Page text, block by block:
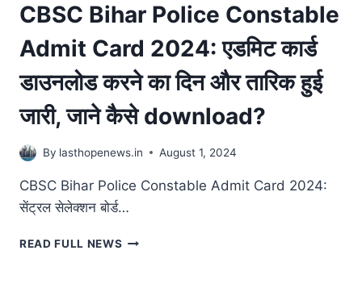
2024:
संसद
में
छिड़
गई
बहस,
पुरानी
पेंशन
योजना
होगी
नहीं
जानिए
CBSC Bihar Police Constable
Admit Card 2024: एडमिट कार्ड
डाउनलोड करने का दिन और तारिक हुई
जारी, जाने कैसे download?
By lasthopenews.in August 1, 2024
CBSC Bihar Police Constable Admit Card 2024:
सेंट्रल सेलेक्शन बोर्ड…
READ FULL NEWS CBSC